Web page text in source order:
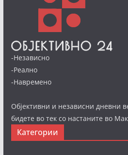
-Независно
-Реално
-Навремено
Објективни и независни дневни
бидете во тек со настаните во
Категории